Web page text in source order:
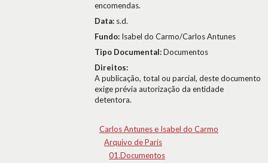
encomendas.
Data: s.d.
Fundo: Isabel do Carmo/Carlos Antunes
Tipo Documental:Documentos
Direitos:
A publicação, total ou parcial, deste documento
exige prévia autorização da entidade
detentora.
Carlos Antunes e Isabel do Carmo
Arquivo de Paris
01.Documentos